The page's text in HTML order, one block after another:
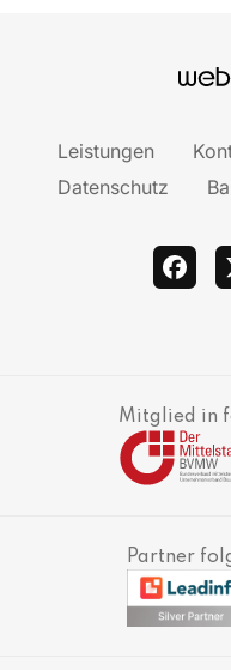
Leistungen
Datenschutz
Mitglied in
Partner